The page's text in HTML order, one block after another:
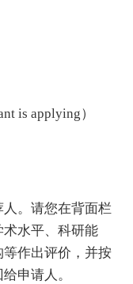
is applying）
。请您在背面栏
水平、科研能
作出评价，并按
申请人。